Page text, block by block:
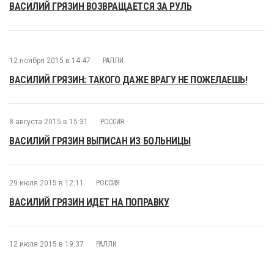
ВАСИЛИЙ ГРЯЗИН ВОЗВРАЩАЕТСЯ ЗА РУЛЬ
12 ноября 2015 в 14:47 РАЛЛИ
ВАСИЛИЙ ГРЯЗИН: ТАКОГО ДАЖЕ ВРАГУ НЕ ПОЖЕЛАЕШЬ!
8 августа 2015 в 15:31 РОССИЯ
ВАСИЛИЙ ГРЯЗИН ВЫПИСАН ИЗ БОЛЬНИЦЫ
29 июля 2015 в 12:11 РОССИЯ
ВАСИЛИЙ ГРЯЗИН ИДЕТ НА ПОПРАВКУ
12 июля 2015 в 19:37 РАЛЛИ